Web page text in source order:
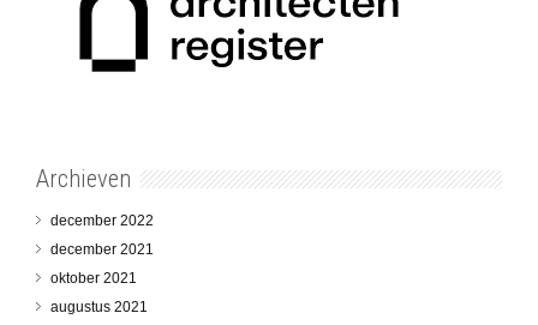
Archieven
december 2022
december 2021
oktober 2021
augustus 2021